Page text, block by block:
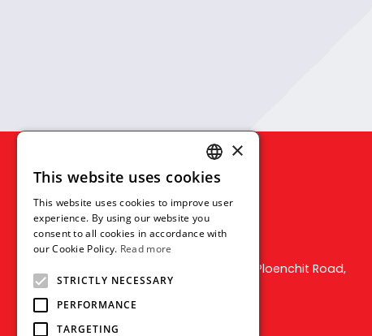
MITSUBISHI PENCIL (THAILAND) CO., LTD.
540 Mercury Tower, Floor 7th, Unit 702, Ploenchit Road,
Lumpini, Pathumwan, Bangkok 10330
TEL : +66 211 79314-5
FAX : +66 211 73595
ENGLISH
THAI
VIETNAMESE
×
This website uses cookies
This website uses cookies to improve user
experience. By using our website you
consent to all cookies in accordance with
our Cookie Policy. Read more
STRICTLY NECESSARY
PERFORMANCE
TARGETING